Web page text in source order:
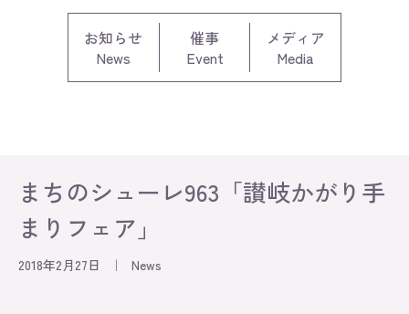
お知らせ
News
催事
Event
メディア
Media
まちのシューレ963「讃岐かがり手
まりフェア」
2018年2月27日 ｜ News